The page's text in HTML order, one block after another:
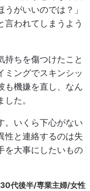
がいいのでは？」
言われてしまうよう
持ちを傷つけたこと
ミングでスキンシッ
も機嫌を直し、なん
た。
。いくら下心がない
性と連絡するのは失
を大事にしたいもの
30代後半/専業主婦/女性